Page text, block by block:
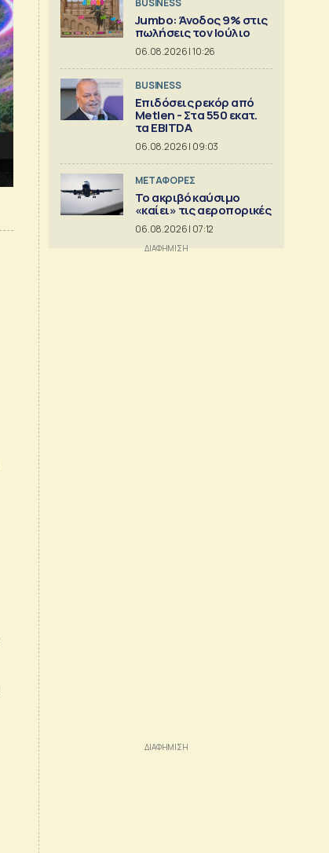
BUSINESS
Jumbo: Άνοδος 9% στις
πωλήσεις τον Ιούλιο
06.08.2026 | 10:26
BUSINESS
Επιδόσεις ρεκόρ από
Metlen - Στα 550 εκατ.
τα EBITDA
06.08.2026 | 09:03
ΜΕΤΑΦΟΡΕΣ
Το ακριβό καύσιμο
«καίει» τις αεροπορικές
06.08.2026 | 07:12